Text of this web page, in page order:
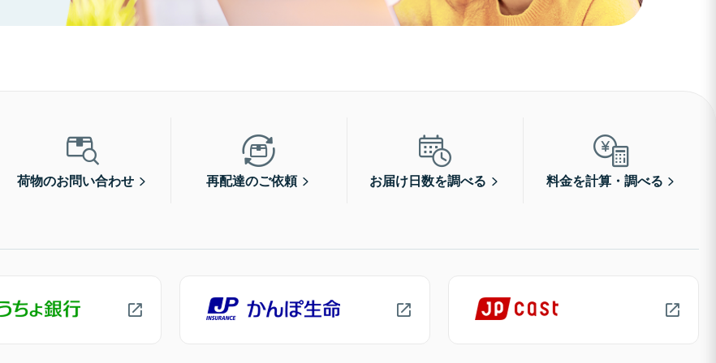
荷物のお問い合わせ 再配達のご依頼 お届け日数を調べる 料金を計算・調べる